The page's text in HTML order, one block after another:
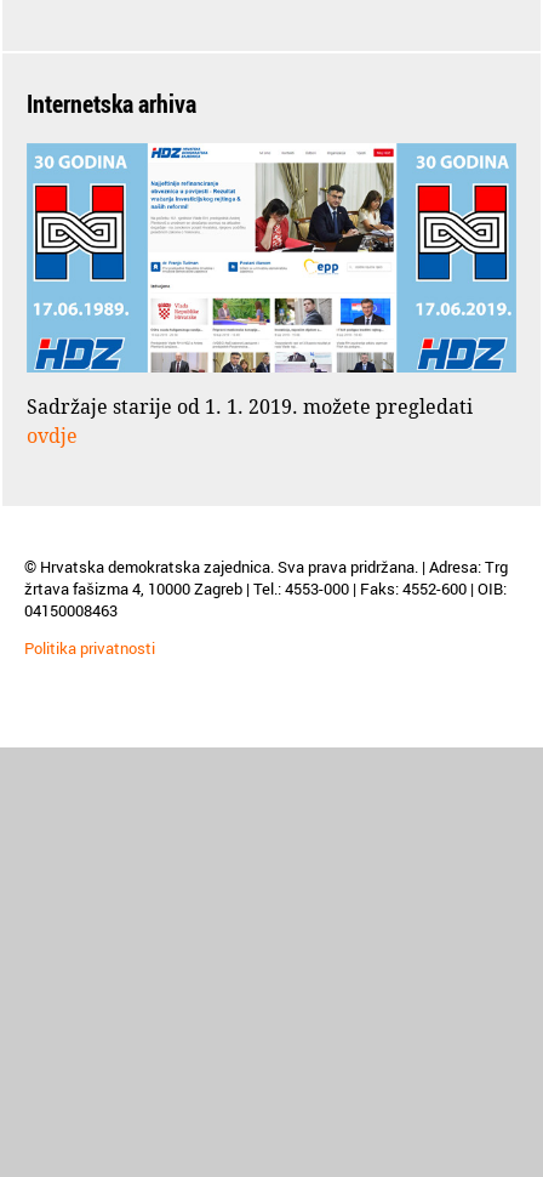
Internetska arhiva
Sadržaje starije od 1. 1. 2019. možete pregledati
ovdje
© Hrvatska demokratska zajednica. Sva prava pridržana. | Adresa: Trg
žrtava fašizma 4, 10000 Zagreb | Tel.: 4553-000 | Faks: 4552-600 | OIB:
04150008463
Politika privatnosti